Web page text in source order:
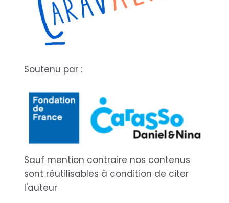
Soutenu par :
Sauf mention contraire nos contenus
sont réutilisables à condition de citer
l'auteur